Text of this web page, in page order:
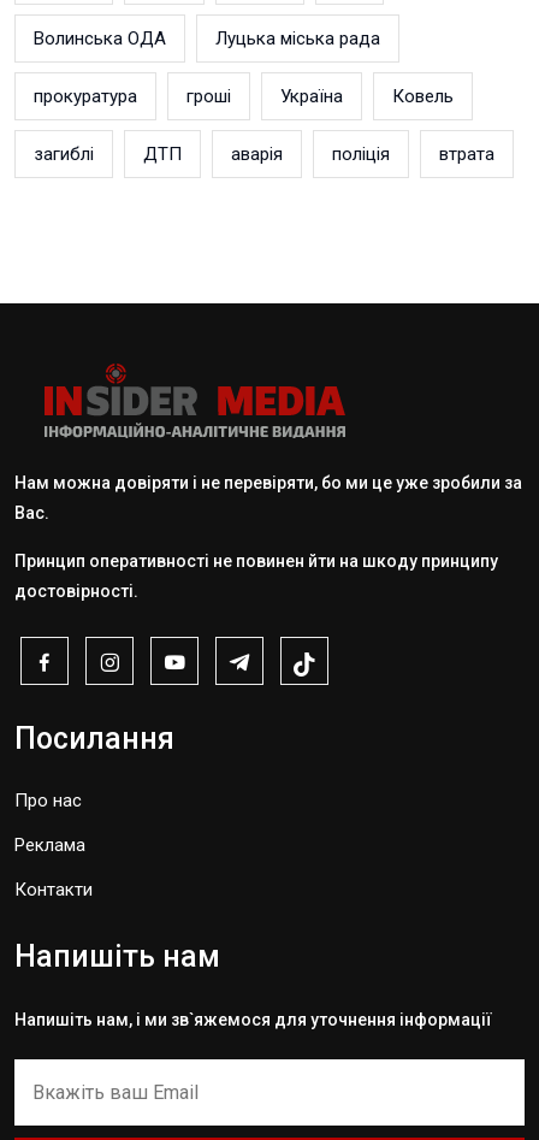
Волинська ОДА Луцька міська рада
прокуратура гроші Україна Ковель
загиблі ДТП аварія поліція втрата
Нам можна довіряти і не перевіряти, бо ми це уже зробили за
Вас.
Принцип оперативності не повинен йти на шкоду принципу
достовірності.
Посилання
Про нас
Реклама
Контакти
Напишіть нам
Напишіть нам, і ми зв`яжемося для уточнення інформації